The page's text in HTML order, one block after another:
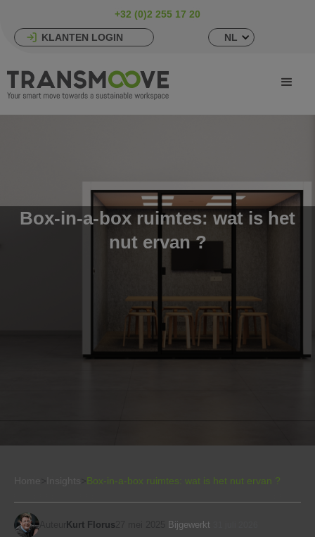
+32 (0)2 255 17 20
KLANTEN LOGIN NL
Box-in-a-box ruimtes: wat is het
nut ervan ?
Box-in-a-box ruimtes: wat is het nut ervan ?
Kurt Florus Bijgewerkt